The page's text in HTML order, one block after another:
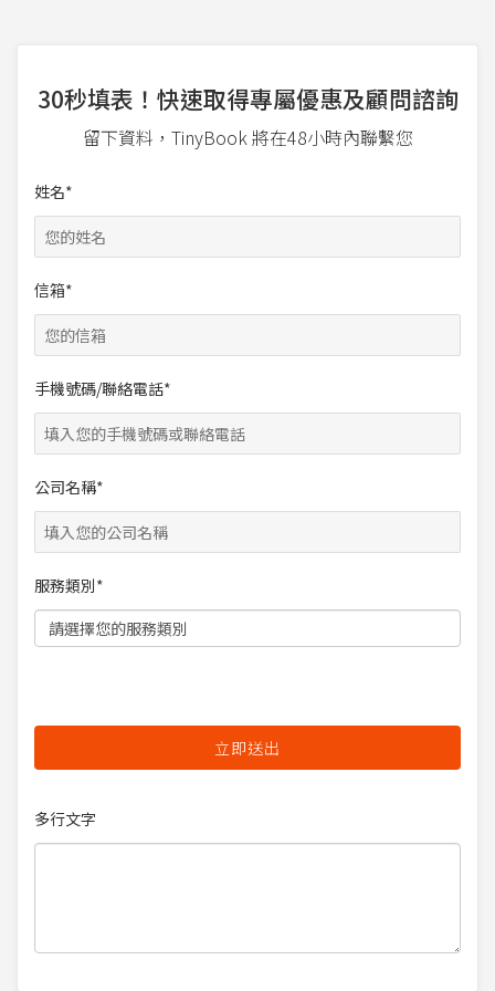
30秒填表！快速取得專屬優惠及顧問諮詢
留下資料，TinyBook 將在48小時內聯繫您
姓名*
信箱*
手機號碼/聯絡電話*
公司名稱*
服務類別*
多行文字